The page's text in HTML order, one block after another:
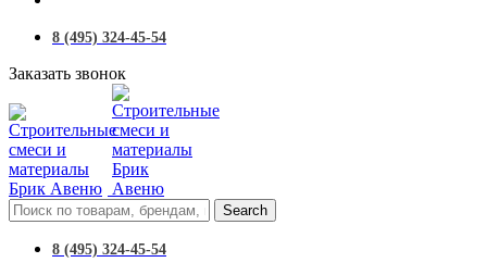
8 (495) 324-45-54
Заказать звонок
Search
8 (495) 324-45-54